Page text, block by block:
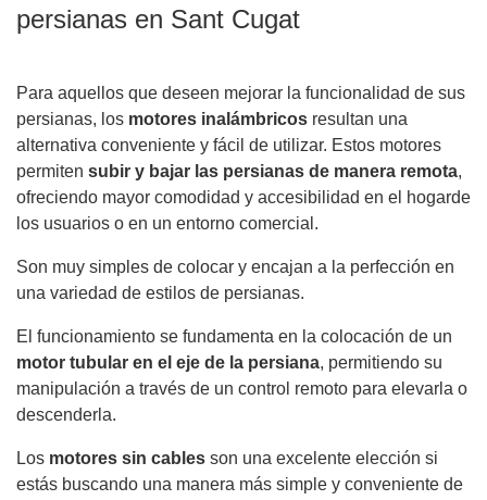
persianas en Sant Cugat
Para aquellos que deseen mejorar la funcionalidad de sus
persianas, los motores inalámbricos resultan una
alternativa conveniente y fácil de utilizar. Estos motores
permiten subir y bajar las persianas de manera remota,
ofreciendo mayor comodidad y accesibilidad en el hogarde
los usuarios o en un entorno comercial.
Son muy simples de colocar y encajan a la perfección en
una variedad de estilos de persianas.
El funcionamiento se fundamenta en la colocación de un
motor tubular en el eje de la persiana, permitiendo su
manipulación a través de un control remoto para elevarla o
descenderla.
Los motores sin cables son una excelente elección si
estás buscando una manera más simple y conveniente de